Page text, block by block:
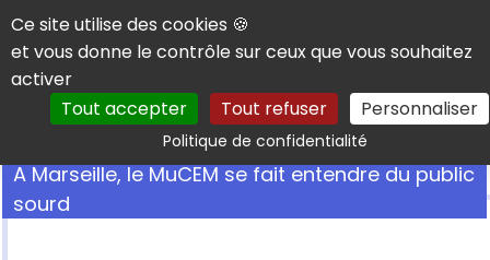
Panneau de gestion des cookies
Ce site utilise des cookies 🍪
et vous donne le contrôle sur ceux que vous souhaitez
activer
Tout accepter
Tout refuser Personnaliser
Politique de confidentialitéRechercher
A Marseille, le MuCEM se fait entendre du public
sourd